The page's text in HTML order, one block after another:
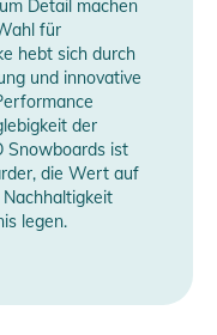
den Kids einen
Halt für mehr
in zwei Größen
Fuß
perfekte Wahl für
mitwächst.
Detail machen
für
hebt sich durch
und innovative
der
Snowboards ist
die Wert auf
legen.